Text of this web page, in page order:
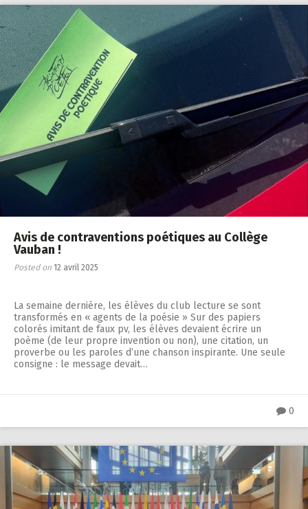
Avis de contraventions poétiques au Collège
Vauban !
Posted on 12 avril 2025
La semaine dernière, les élèves du club lecture se sont
transformés en « agents de la poésie » Sur des papiers
colorés imitant de faux pv, les élèves devaient écrire un
poème (de leur propre invention ou non), une citation, un
proverbe ou les paroles d’une chanson inspirante. Une seule
consigne : le message devait…
0